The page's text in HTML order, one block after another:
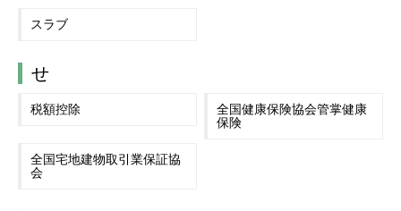
スラブ
せ
税額控除
全国健康保険協会管掌健康
保険
全国宅地建物取引業保証協
会